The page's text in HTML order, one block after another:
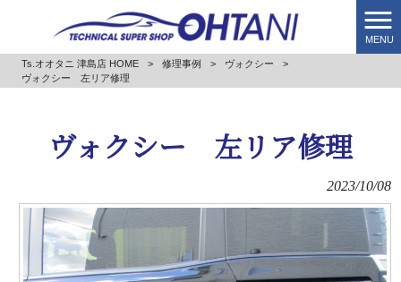
MENU
Ts.オオタニ 津島店 HOME > 修理事例 > ヴォクシー
>
ヴォクシー 左リア修理
ヴォクシー 左リア修理
2023/10/08